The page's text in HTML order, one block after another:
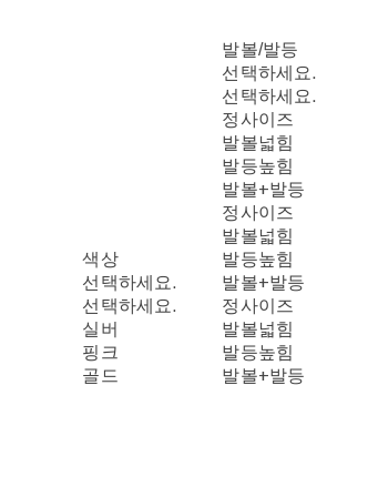
색상
선택하세요.
선택하세요.
실버
핑크
골드
발볼/발등
선택하세요.
선택하세요.
정사이즈
발볼넓힘
발등높힘
발볼+발등
정사이즈
발볼넓힘
발등높힘
발볼+발등
정사이즈
발볼넓힘
발등높힘
발볼+발등